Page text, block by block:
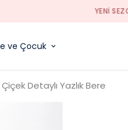
ve Çocuk
Detaylı Yazlık Bere